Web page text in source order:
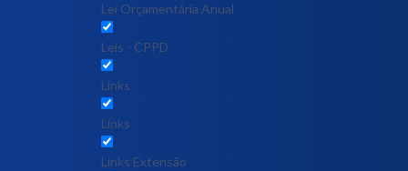
Lei Orçamentária Anual
Leis - CPPD
Links
Links
Links Extensão